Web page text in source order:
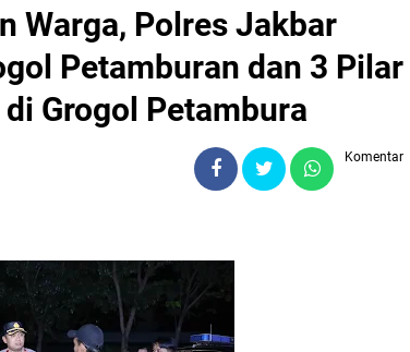
Warga, Polres Jakbar
Petamburan dan 3 Pilar
Grogol Petambura
Komentar